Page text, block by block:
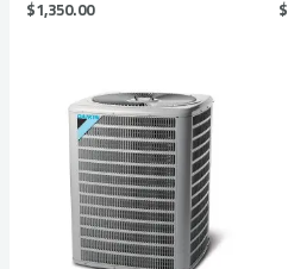
$1,350.00 $